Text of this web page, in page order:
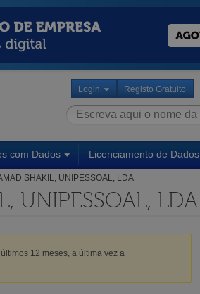
Login Registo Gratuito
com Dados Licenciamento de Dados
SHAKIL, UNIPESSOAL, LDA
UNIPESSOAL, LDA
12 meses, a última vez a